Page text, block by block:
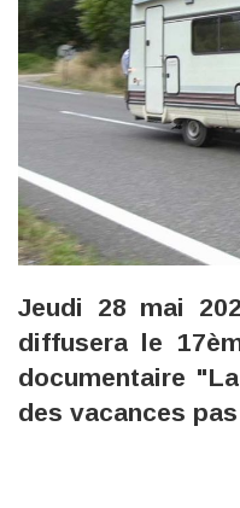
Jeudi 28 mai
diffusera le
documentaire
des vacances